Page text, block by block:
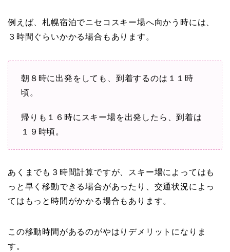
例えば、札幌宿泊でニセコスキー場へ向かう時には、
３時間ぐらいかかる場合もあります。
朝８時に出発をしても、到着するのは１１時
頃。
帰りも１６時にスキー場を出発したら、到着は
１９時頃。
あくまでも３時間計算ですが、スキー場によってはも
っと早く移動できる場合があったり、交通状況によっ
てはもっと時間がかかる場合もあります。
この移動時間があるのがやはりデメリットになりま
す。